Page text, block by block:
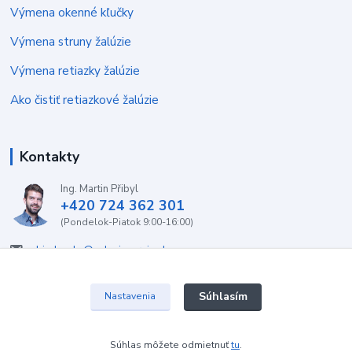
Výmena okenné kľučky
Výmena struny žalúzie
Výmena retiazky žalúzie
Ako čistiť retiazkové žalúzie
Kontakty
Ing. Martin Přibyl
+420 724 362 301
(Pondelok-Piatok 9:00-16:00)
objednavky@zaluzieservis.sk
2022 ŽalúzieServis.sk
Nastavenia Súhlasím
Súhlas môžete odmietnuťtu.